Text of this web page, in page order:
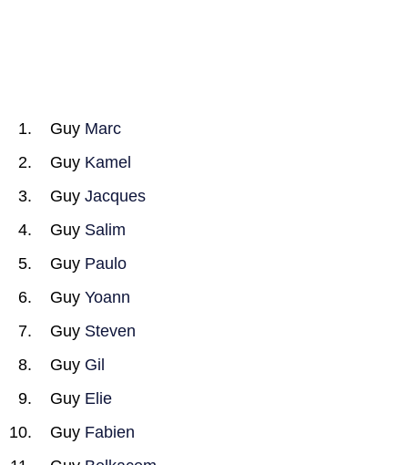
Guy Marc
Guy Kamel
Guy Jacques
Guy Salim
Guy Paulo
Guy Yoann
Guy Steven
Guy Gil
Guy Elie
Guy Fabien